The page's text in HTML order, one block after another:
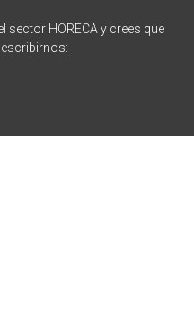
sector HORECA y crees que